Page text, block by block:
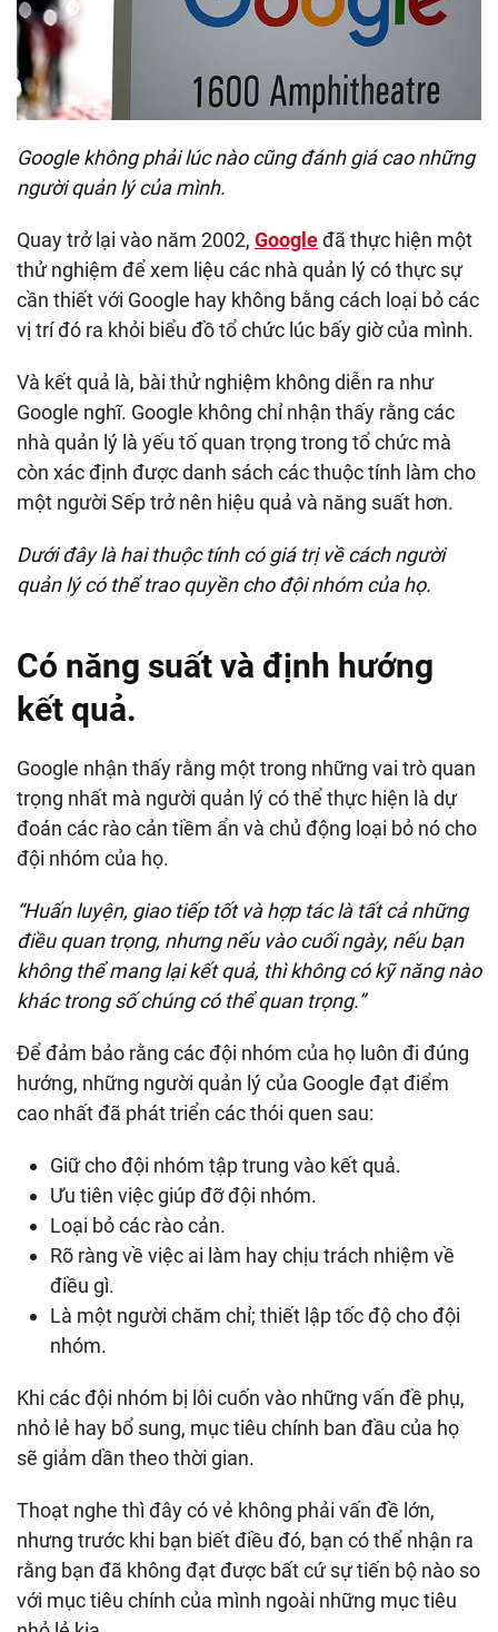
Google không phải lúc nào cũng đánh giá cao những
người quản lý của mình.
Quay trở lại vào năm 2002, Googleđã thực hiện một
thử nghiệm để xem liệu các nhà quản lý có thực sự
cần thiết với Google hay không bằng cách loại bỏ các
vị trí đó ra khỏi biểu đồ tổ chức lúc bấy giờ của mình.
Và kết quả là, bài thử nghiệm không diễn ra như
Google nghĩ. Google không chỉ nhận thấy rằng các
nhà quản lý là yếu tố quan trọng trong tổ chức mà
còn xác định được danh sách các thuộc tính làm cho
một người Sếp trở nên hiệu quả và năng suất hơn.
Dưới đây là hai thuộc tính có giá trị về cách người
quản lý có thể trao quyền cho đội nhóm của họ.
Có năng suất và định hướng
kết quả.
Google nhận thấy rằng một trong những vai trò quan
trọng nhất mà người quản lý có thể thực hiện là dự
đoán các rào cản tiềm ẩn và chủ động loại bỏ nó cho
đội nhóm của họ.
“Huấn luyện, giao tiếp tốt và hợp tác là tất cả những
điều quan trọng, nhưng nếu vào cuối ngày, nếu bạn
không thể mang lại kết quả, thì không có kỹ năng nào
khác trong số chúng có thể quan trọng.”
Để đảm bảo rằng các đội nhóm của họ luôn đi đúng
hướng, những người quản lý của Google đạt điểm
cao nhất đã phát triển các thói quen sau:
Giữ cho đội nhóm tập trung vào kết quả.
Ưu tiên việc giúp đỡ đội nhóm.
Loại bỏ các rào cản.
Rõ ràng về việc ai làm hay chịu trách nhiệm về
điều gì.
Là một người chăm chỉ; thiết lập tốc độ cho đội
nhóm.
Khi các đội nhóm bị lôi cuốn vào những vấn đề phụ,
nhỏ lẻ hay bổ sung, mục tiêu chính ban đầu của họ
sẽ giảm dần theo thời gian.
Thoạt nghe thì đây có vẻ không phải vấn đề lớn,
nhưng trước khi bạn biết điều đó, bạn có thể nhận ra
rằng bạn đã không đạt được bất cứ sự tiến bộ nào so
với mục tiêu chính của mình ngoài những mục tiêu